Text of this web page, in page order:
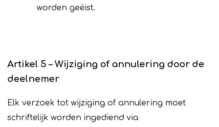
worden geëist.
Artikel 5 – Wijziging of annulering door de
deelnemer
Elk verzoek tot wijziging of annulering moet
schriftelijk worden ingediend via